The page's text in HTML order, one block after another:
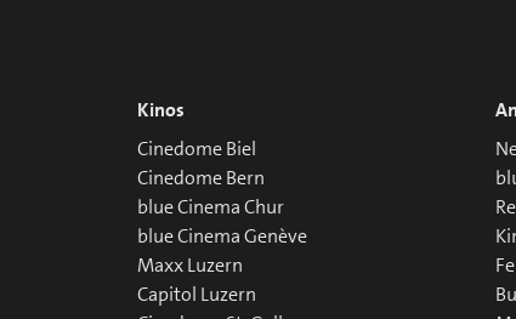
Kinos
Cinedome Biel
Cinedome Bern
blue Cinema Chur
blue Cinema Genève
Maxx Luzern
Capitol Luzern